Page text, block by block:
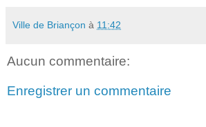
Ville de Briançon à 11:42
Aucun commentaire:
Enregistrer un commentaire